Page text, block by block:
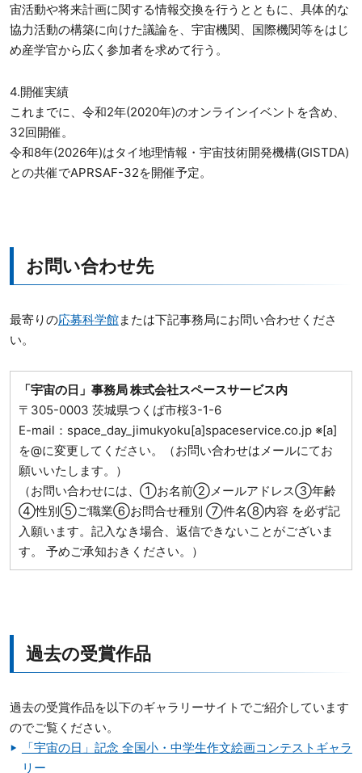
宙活動や将来計画に関する情報交換を行うとともに、具体的な
協力活動の構築に向けた議論を、宇宙機関、国際機関等をはじ
め産学官から広く参加者を求めて行う。
4.開催実績
これまでに、令和2年(2020年)のオンラインイベントを含め、
32回開催。
令和8年(2026年)はタイ地理情報・宇宙技術開発機構(GISTDA)
との共催でAPRSAF-32を開催予定。
お問い合わせ先
最寄りの応募科学館または下記事務局にお問い合わせくださ
い。
「宇宙の日」事務局 株式会社スペースサービス内
〒305-0003 茨城県つくば市桜3-1-6
E-mail：space_day_jimukyoku[a]spaceservice.co.jp ※[a]
を@に変更してください。（お問い合わせはメールにてお
願いいたします。）
（お問い合わせには、①お名前②メールアドレス③年齢
④性別⑤ご職業⑥お問合せ種別 ⑦件名⑧内容 を必ず記
入願います。記入なき場合、返信できないことがございま
す。 予めご承知おきください。）
過去の受賞作品
過去の受賞作品を以下のギャラリーサイトでご紹介しています
のでご覧ください。
「宇宙の日」記念 全国小・中学生作文絵画コンテストギャラ
リー